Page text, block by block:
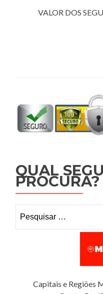
VALOR DOS
QUAL
PROCURA?
Capitais e Regiões